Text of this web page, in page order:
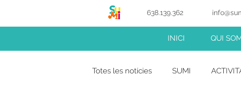
638.139.362
INICI QUI
Totes les notícies SUMI